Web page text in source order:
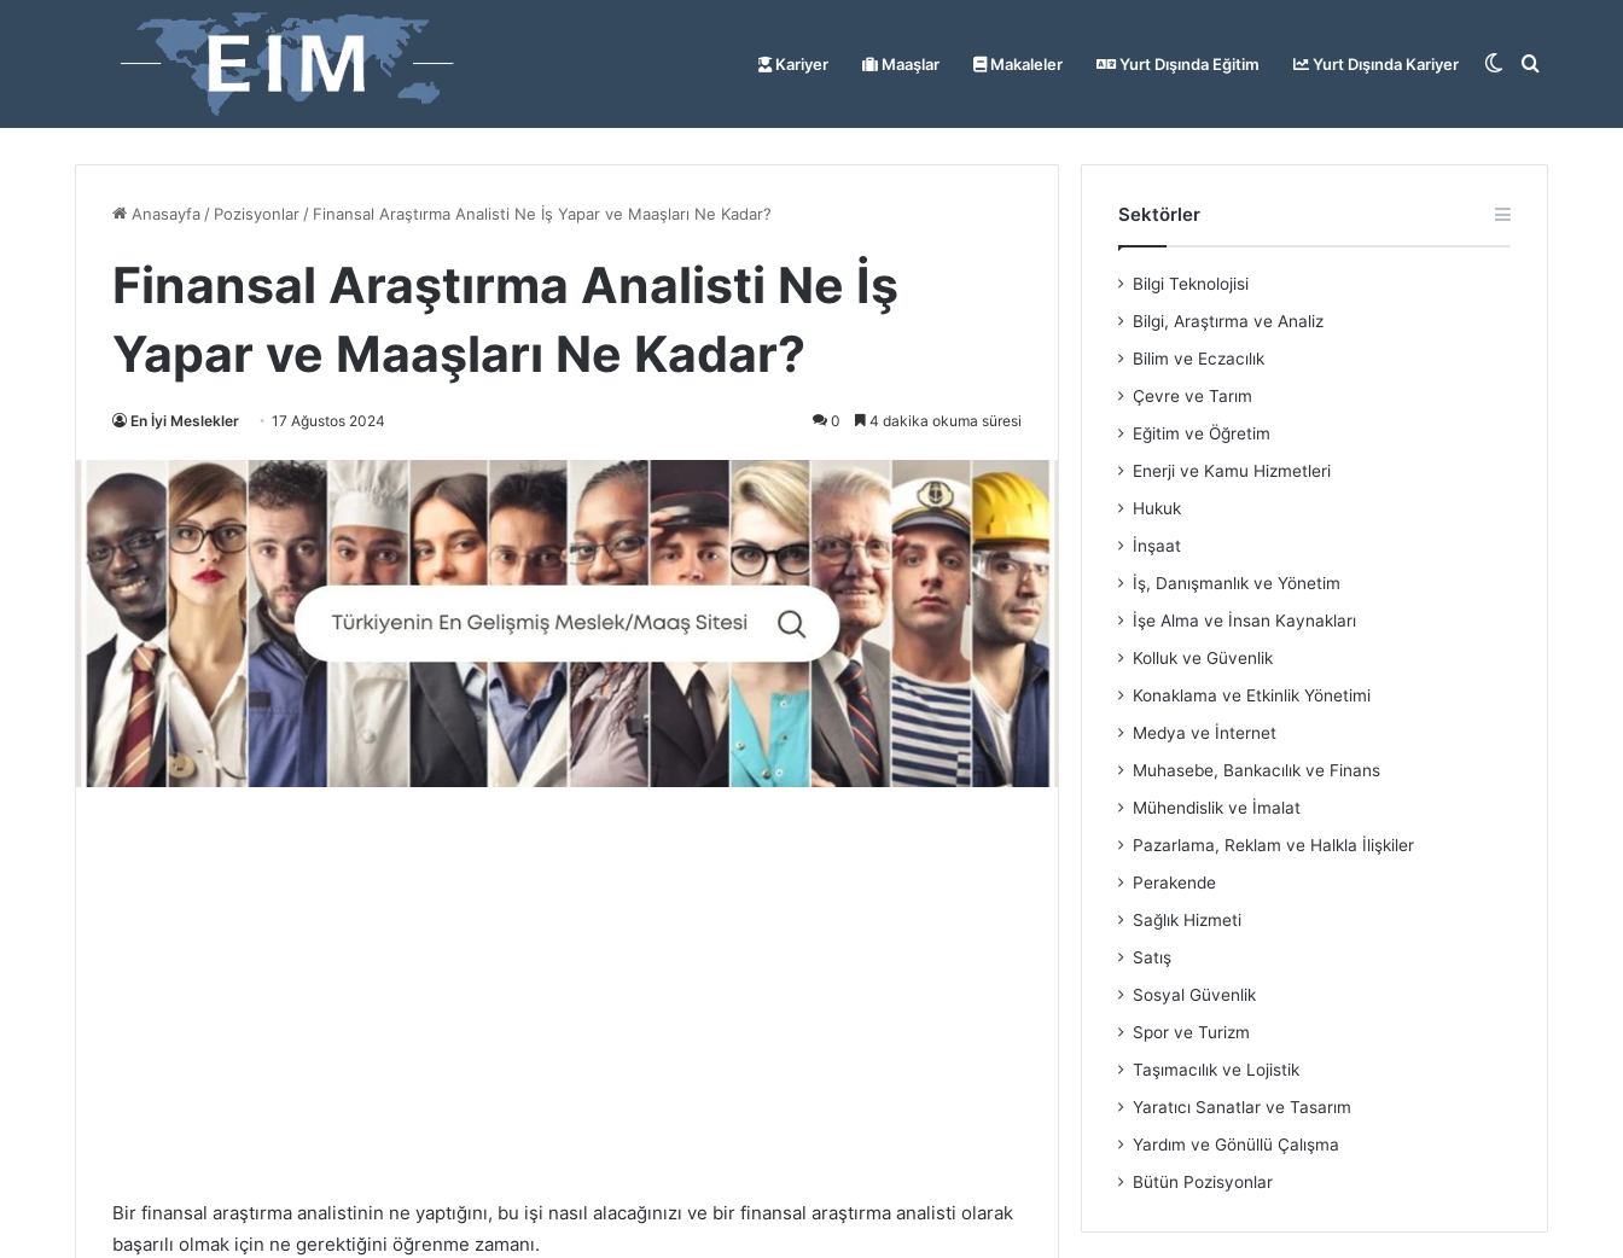
Kariyer Maaşlar Makaleler Yurt Dışında Eğitim Yurt Dışında Kariyer Arama
Dış
Anasayfa / Pozisyonlar / Finansal Araştırma Analisti Ne İş Yapar ve Maaşları Ne Kadar?
Finansal Araştırma Analisti Ne İş
Yapar ve Maaşları Ne Kadar?
En İyi Meslekler 17 Ağustos 2024 0 4 dakika okuma süresi
Bir finansal araştırma analistinin ne yaptığını, bu işi nasıl alacağınızı ve bir finansal araştırma analisti olarak
başarılı olmak için ne gerektiğini öğrenme zamanı.
Sektörler
Bilgi Teknolojisi
Bilgi, Araştırma ve Analiz
Bilim ve Eczacılık
Çevre ve Tarım
Eğitim ve Öğretim
Enerji ve Kamu Hizmetleri
Hukuk
İnşaat
İş, Danışmanlık ve Yönetim
İşe Alma ve İnsan Kaynakları
Kolluk ve Güvenlik
Konaklama ve Etkinlik Yönetimi
Medya ve İnternet
Muhasebe, Bankacılık ve Finans
Mühendislik ve İmalat
Pazarlama, Reklam ve Halkla İlişkiler
Perakende
Sağlık Hizmeti
Satış
Sosyal Güvenlik
Spor ve Turizm
Taşımacılık ve Lojistik
Yaratıcı Sanatlar ve Tasarım
Yardım ve Gönüllü Çalışma
Bütün Pozisyonlar